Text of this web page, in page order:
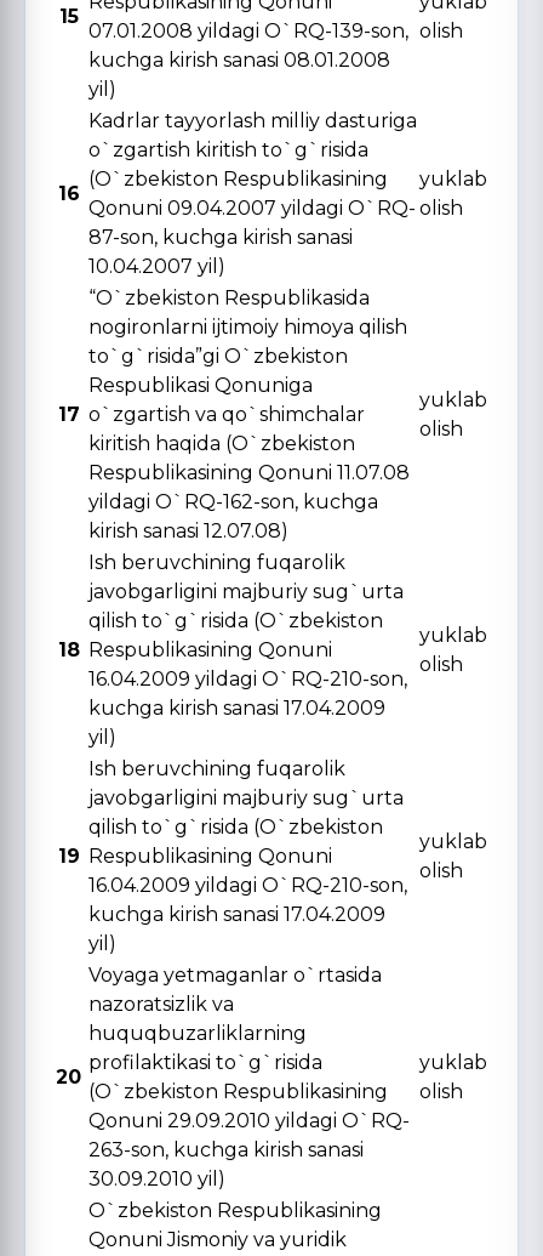
15
07.01.2008 yildagi O`RQ-139-son,
kuchga kirish sanasi 08.01.2008
yil)
olish
16
Kadrlar tayyorlash milliy dasturiga
o`zgartish kiritish to`g`risida
(O`zbekiston Respublikasining
Qonuni 09.04.2007 yildagi O`RQ-
87-son, kuchga kirish sanasi
10.04.2007 yil)
yuklab
olish
17
“O`zbekiston Respublikasida
nogironlarni ijtimoiy himoya qilish
to`g`risida”gi O`zbekiston
Respublikasi Qonuniga
o`zgartish va qo`shimchalar
kiritish haqida (O`zbekiston
Respublikasining Qonuni 11.07.08
yildagi O`RQ-162-son, kuchga
kirish sanasi 12.07.08)
yuklab
olish
18
Ish beruvchining fuqarolik
javobgarligini majburiy sug`urta
qilish to`g`risida (O`zbekiston
Respublikasining Qonuni
16.04.2009 yildagi O`RQ-210-son,
kuchga kirish sanasi 17.04.2009
yil)
yuklab
olish
19
Ish beruvchining fuqarolik
javobgarligini majburiy sug`urta
qilish to`g`risida (O`zbekiston
Respublikasining Qonuni
16.04.2009 yildagi O`RQ-210-son,
kuchga kirish sanasi 17.04.2009
yil)
yuklab
olish
20
Voyaga yetmaganlar o`rtasida
nazoratsizlik va
huquqbuzarliklarning
profilaktikasi to`g`risida
(O`zbekiston Respublikasining
Qonuni 29.09.2010 yildagi O`RQ-
263-son, kuchga kirish sanasi
30.09.2010 yil)
yuklab
olish
O`zbekiston Respublikasining
Qonuni Jismoniy va yuridik